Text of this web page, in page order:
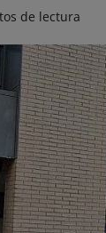
de lectura